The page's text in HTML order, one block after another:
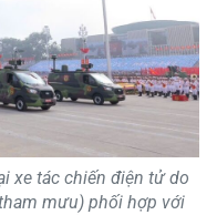
xe tác chiến điện tử do
mưu) phối hợp với